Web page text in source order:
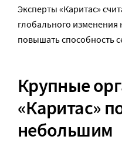
Эксперты «Каритас»
глобального
повышать способность
Крупные
«Каритас»
небольшим